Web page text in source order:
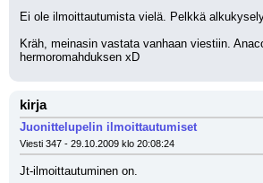
Ei ole ilmoittautumista vielä. Pelkkä
Kräh, meinasin vastata vanhaan viestiin.
hermoromahduksen xD
kirja
Juonittelupelin ilmoittautumiset
Viesti 347 - 29.10.2009 klo 20:08:24
Jt-ilmoittautuminen on.